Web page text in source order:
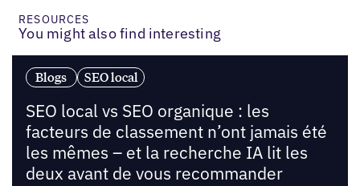
RESOURCES
You might also find interesting
Blogs SEO local
SEO local vs SEO organique : les
facteurs de classement n’ont jamais été
les mêmes – et la recherche IA lit les
deux avant de vous recommander